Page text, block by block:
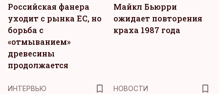
Российская фанера
уходит с рынка ЕС, но
борьба с
«отмыванием»
древесины
продолжается
Майкл Бьюрри
ожидает повторения
краха 1987 года
ИНТЕРВЬЮ
НОВОСТИ